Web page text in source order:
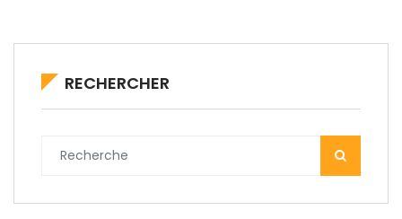
RECHERCHER